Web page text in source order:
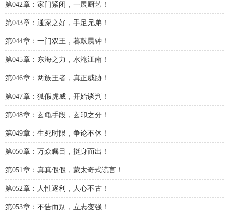
第042章：家门紧闭，一展厨艺！
第043章：通家之好，手足兄弟！
第044章：一门双王，暮鼓晨钟！
第045章：东海之力，水淹江南！
第046章：两族王者，真正威胁！
第047章：狐假虎威，开始谈判！
第048章：玄龟手段，玄印之分！
第049章：生死时限，争论不休！
第050章：万众瞩目，挺身而出！
第051章：真真假假，蒙太奇式谎言！
第052章：人性逐利，人心不古！
第053章：不告而别，立志变强！